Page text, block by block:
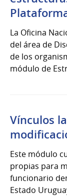
La Oficina
del área de
de los
módulo de
Vínculos
Este módulo
propias para
funcionario
Estado